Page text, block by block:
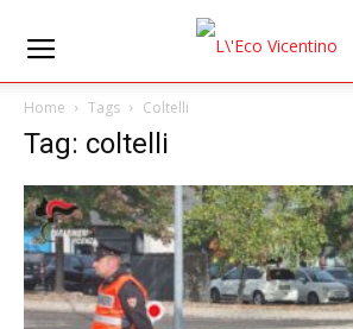
Home Tags Coltelli
Tag: coltelli